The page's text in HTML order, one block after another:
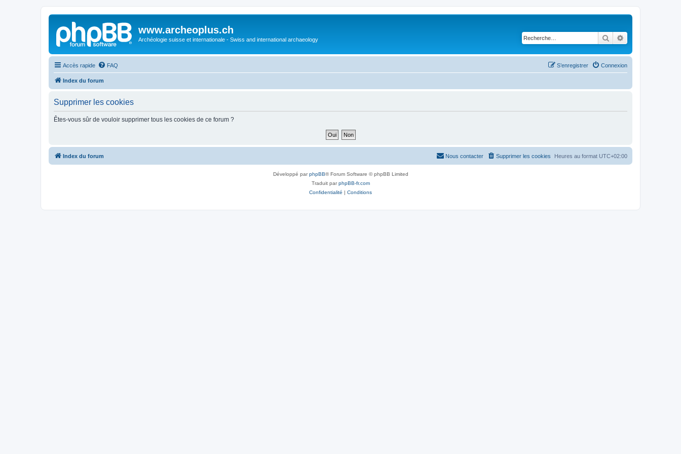
www.archeoplus.ch
Archéologie suisse et internationale - Swiss and international archaeology Rechercher
Accès rapide FAQ Connexion
S’enregistrer
Index du forum
Supprimer les cookies
Êtes-vous sûr de vouloir supprimer tous les cookies de ce forum ?
Index du forum Heures au format UTC+02:00
Supprimer les cookies
Nous contacter
Développé parphpBB® Forum Software © phpBB Limited
Traduit parphpBB-fr.com
Confidentialité | Conditions